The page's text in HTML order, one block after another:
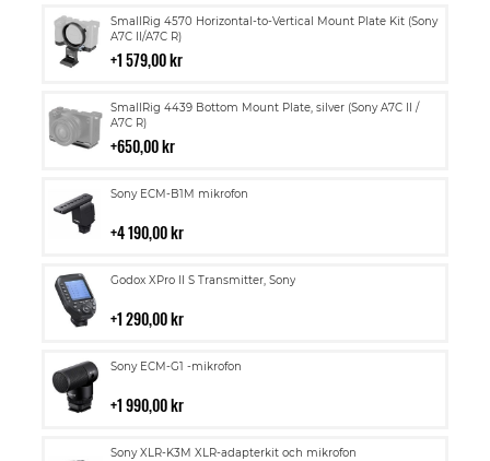
SmallRig 4570 Horizontal-to-Vertical Mount Plate Kit (Sony
A7C II/A7C R)
1 579,00 kr
Lägg
till
i
SmallRig 4439 Bottom Mount Plate, silver (Sony A7C II /
A7C R)
650,00 kr
Lägg
till
i
Sony ECM-B1M mikrofon
4 190,00 kr
Lägg
i
Godox XPro II S Transmitter, Sony
1 290,00 kr
Lägg
i
Sony ECM-G1 -mikrofon
1 990,00 kr
Lägg
i
Sony XLR-K3M XLR-adapterkit och mikrofon
Lägg